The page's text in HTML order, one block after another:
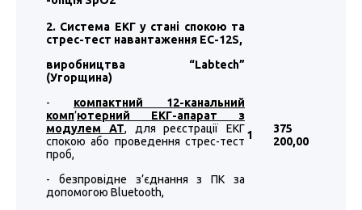
2. Система ЕКГ у стані спокою та
стрес-тест навантаження EC-12S,
виробництва “Labtech”
(Угорщина)
- компактний 12-канальний
комп’ютерний ЕКГ-апарат з
модулем АТ, для реєстрації ЕКГ
спокою або проведення стрес-тест
проб,
- безпровідне з’єднання з ПК за
допомогою Bluetooth,
1
375
200,00